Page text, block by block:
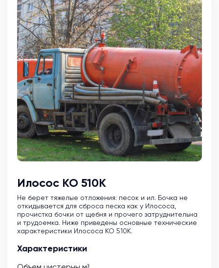
Илосос КО 510К
Не берет тяжелые отложения: песок и ил. Бочка не
откидывается для сброса песка как у Илососа,
прочистка бочки от щебня и прочего затруднительна
и трудоемка. Ниже приведены основные технические
характеристики Илососа КО 510К.
Характеристики